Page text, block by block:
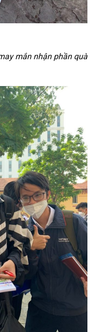
mắn nhận phần quà